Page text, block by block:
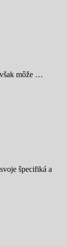
môže …
špecifiká a